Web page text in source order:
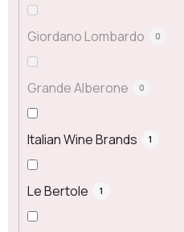
Giordano Lombardo 0
Grande Alberone 0
Italian Wine Brands 1
Le Bertole 1